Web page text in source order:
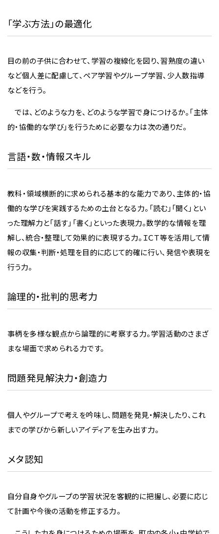
「学ぶ方法」の最適化
目の前の子供に合わせて、学習の複線化を図り、習熟度の違い
など個人差に配慮して、ペア学習やグループ学習、少人数指導
などを行う。
では、どのような力を、どのような学習で身につけるか。「主体
的・協働的な学び」を行うために必要な力は次の通りだ。
言語・数・情報スキル
教科・領域横断的に求められる基本的な能力であり、主体的・協
働的な学びを実践するための土台となる力。「読む」「聞く」とい
った理解力と「話す」「書く」といった表現力。数学的な情報を理
解し、統合・整理して効果的に表現する力。ＩＣＴ等を活用して情
報の収集・判断・処理を目的に応じて的確に行い、発信や表現を
行う力。
論理的・批判的思考力
事柄を多様な観点から論理的に考察する力。学習活動のさまざ
まな場面で求められる力です。
問題発見解決力・創造力
個人やグループで考えを吟味し、問題を発見・解決したり、これ
までの学びから新しいアイディアを生み出す力。
メタ認知
自分自身やグループの学習状況を客観的に把握し、必要に応じ
て計画や今後の活動を修正する力。